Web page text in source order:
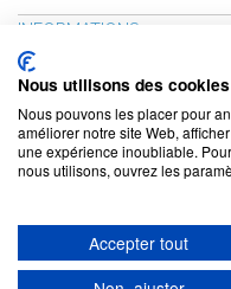
INFORMATIONS
NOUVEAUTÉS
PROMOTIONS
CGV
CONFIDENTIALITÉ
MENTIONS LÉGALES
www.toiture-
Nous utilisons des cookies
Nous pouvons les placer pour
améliorer notre site Web,
une expérience inoubliable.
nous utilisons, ouvrez les
Accepter tout